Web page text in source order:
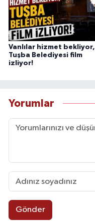
Vanlılar hizmet bekliyor,
Tuşba Belediyesi film
izliyor!
Yorumlar
Gönder